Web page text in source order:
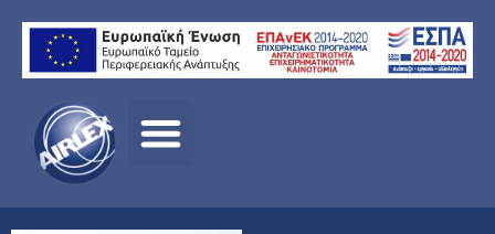
σελίδα/ΠΡΟΪΟΝΤΑ